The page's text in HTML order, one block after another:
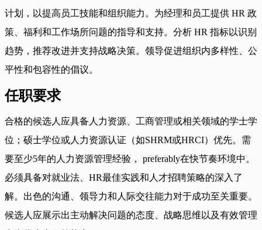
计划，以提高员工技能和组织能力。为经理和员工提供 HR 政
策、福利和工作场所问题的指导和支持。分析 HR 指标以识别
趋势，推荐改进并支持战略决策。领导促进组织内多样性、公
平性和包容性的倡议。
任职要求
合格的候选人应具备人力资源、工商管理或相关领域的学士学
位；硕士学位或人力资源认证（如SHRM或HRCI）优先。需
要至少5年的人力资源管理经验， preferably在快节奏环境中。
必须具备对就业法、HR最佳实践和人才招聘策略的深入了
解。出色的沟通、领导力和人际交往能力对于成功至关重要。
候选人应展示出主动解决问题的态度、战略思维以及有效管理